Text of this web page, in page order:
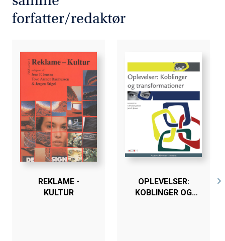
forfatter/redaktør
REKLAME -
KULTUR
OPLEVELSER:
KOBLINGER OG